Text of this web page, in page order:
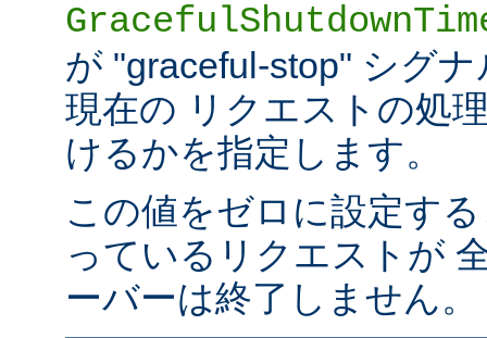
が "graceful-stop" シグ
現在の リクエストの処
けるかを指定します。
この値をゼロに設定す
っているリクエストが
ーバーは終了しません。